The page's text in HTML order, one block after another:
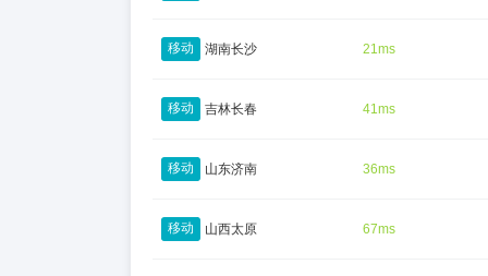
移动 湖南长沙 21ms
移动 吉林长春 41ms
移动 山东济南 36ms
移动 山西太原 67ms